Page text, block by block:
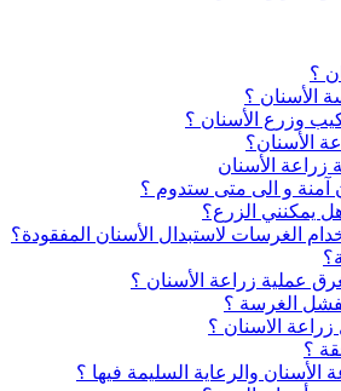
؟
الأسنان ؟
وزرع الأسنان ؟
الأسنان؟
زراعة الأسنان
آمنة و الى متى ستدوم ؟
يمكنني الزرع؟
الغرسات لاستبدال الأسنان المفقودة؟
عملية زراعة الأسنان ؟
الغرسة ؟
الاسنان ؟
؟
الأسنان والرعاية السليمة فيها ؟